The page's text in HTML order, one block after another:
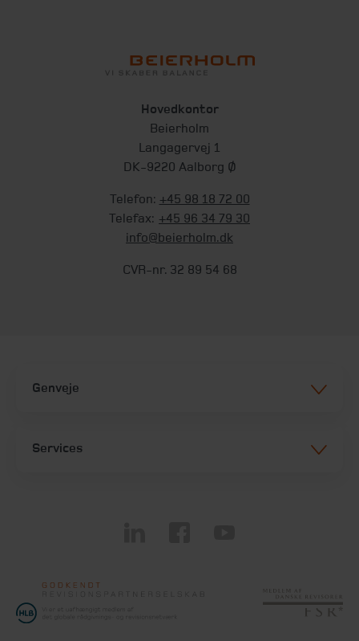
Hovedkontor
Beierholm
Langagervej 1
DK-9220 Aalborg Ø
Telefon: +45 98 18 72 00
Telefax: +45 96 34 79 30
info@beierholm.dk
CVR-nr. 32 89 54 68
Genveje
Services